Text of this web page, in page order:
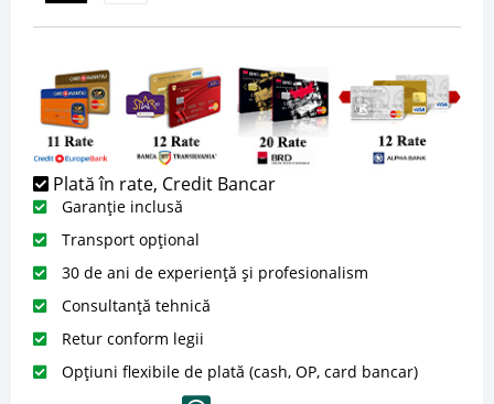
Plată în rate, Credit Bancar
Garanție inclusă
Transport opțional
30 de ani de experiență și profesionalism
Consultanță tehnică
Retur conform legii
Opțiuni flexibile de plată (cash, OP, card bancar)